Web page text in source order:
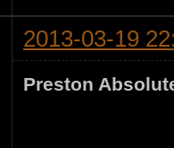
2013-03-19
Preston